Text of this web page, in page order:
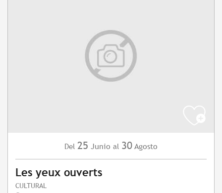
Del 25 Junio al 30 Agosto
Les yeux ouverts
CULTURAL